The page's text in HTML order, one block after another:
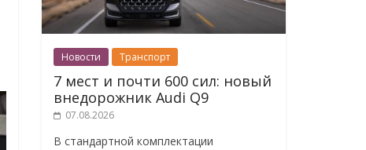
Новости Транспорт
7 мест и почти 600 сил: новый
внедорожник Audi Q9
07.08.2026
В стандартной комплектации